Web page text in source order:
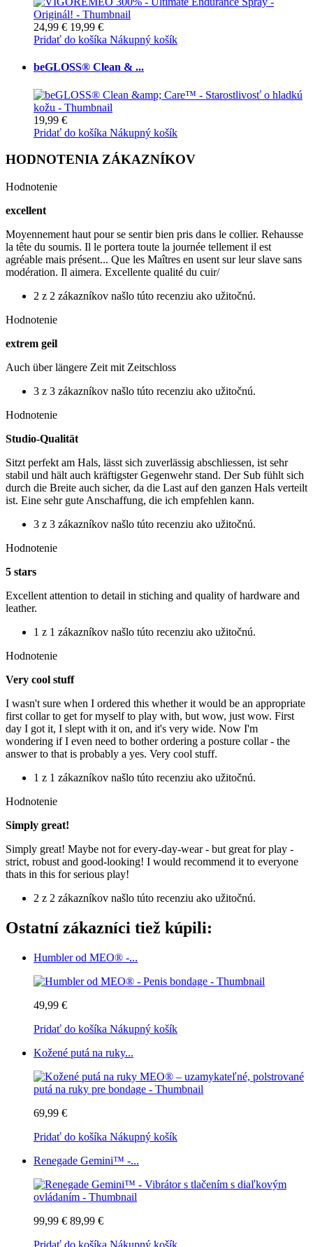
24,99 € 19,99 €
Pridať do košíka Nákupný košík
beGLOSS® Clean & ...
19,99 €
Pridať do košíka Nákupný košík
HODNOTENIA ZÁKAZNÍKOV
Hodnotenie
excellent
Moyennement haut pour se sentir bien pris dans le collier. Rehausse
la tête du soumis. Il le portera toute la journée tellement il est
agréable mais présent... Que les Maîtres en usent sur leur slave sans
modération. Il aimera. Excellente qualité du cuir/
2 z 2 zákazníkov našlo túto recenziu ako užitočnú.
Hodnotenie
extrem geil
Auch über längere Zeit mit Zeitschloss
3 z 3 zákazníkov našlo túto recenziu ako užitočnú.
Hodnotenie
Studio-Qualität
Sitzt perfekt am Hals, lässt sich zuverlässig abschliessen, ist sehr
stabil und hält auch kräftigster Gegenwehr stand. Der Sub fühlt sich
durch die Breite auch sicher, da die Last auf den ganzen Hals verteilt
ist. Eine sehr gute Anschaffung, die ich empfehlen kann.
3 z 3 zákazníkov našlo túto recenziu ako užitočnú.
Hodnotenie
5 stars
Excellent attention to detail in stiching and quality of hardware and
leather.
1 z 1 zákazníkov našlo túto recenziu ako užitočnú.
Hodnotenie
Very cool stuff
I wasn't sure when I ordered this whether it would be an appropriate
first collar to get for myself to play with, but wow, just wow. First
day I got it, I slept with it on, and it's very wide. Now I'm
wondering if I even need to bother ordering a posture collar - the
answer to that is probably a yes. Very cool stuff.
1 z 1 zákazníkov našlo túto recenziu ako užitočnú.
Hodnotenie
Simply great!
Simply great! Maybe not for every-day-wear - but great for play -
strict, robust and good-looking! I would recommend it to everyone
thats in this for serious play!
2 z 2 zákazníkov našlo túto recenziu ako užitočnú.
Ostatní zákazníci tiež kúpili:
Humbler od MEO® -...
49,99 €
Pridať do košíka Nákupný košík
Kožené putá na ruky...
69,99 €
Pridať do košíka Nákupný košík
Renegade Gemini™ -...
99,99 € 89,99 €
Pridať do košíka Nákupný košík